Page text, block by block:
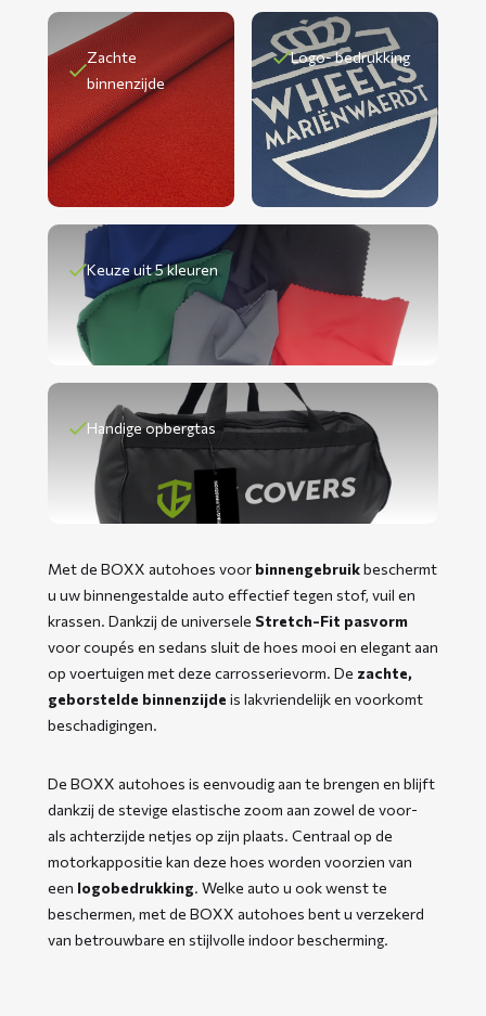
Zachte
binnenzijde
Logo- bedrukking
Keuze uit 5 kleuren
Handige opbergtas
Met de BOXX autohoes voor binnengebruikbeschermt
u uw binnengestalde auto effectief tegen stof, vuil en
krassen. Dankzij de universele Stretch-Fit pasvorm
voor coupés en sedans sluit de hoes mooi en elegant aan
op voertuigen met deze carrosserievorm. De zachte,
geborstelde binnenzijde is lakvriendelijk en voorkomt
beschadigingen.
De BOXX autohoes is eenvoudig aan te brengen en blijft
dankzij de stevige elastische zoom aan zowel de voor-
als achterzijde netjes op zijn plaats. Centraal op de
motorkappositie kan deze hoes worden voorzien van
een logobedrukking. Welke auto u ook wenst te
beschermen, met de BOXX autohoes bent u verzekerd
van betrouwbare en stijlvolle indoor bescherming.